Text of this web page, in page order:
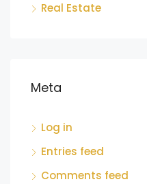
Real Estate
Meta
Log in
Entries feed
Comments feed